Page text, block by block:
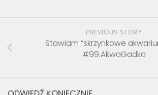
PREVIOUS STORY
Stawiam “skrzynkowe
#99.AkwaGadka